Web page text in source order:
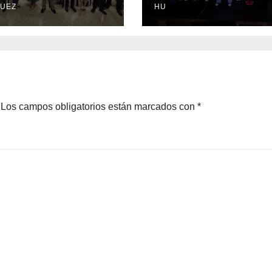
a diputada
43 aniversario
HU
Los campos obligatorios están marcados con *